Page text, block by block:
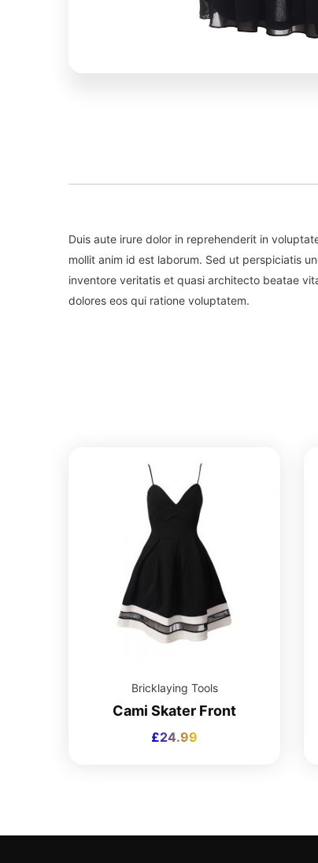
Duis aute irure dolor in reprehenderit in
mollit anim id est laborum. Sed ut perspiciatis
inventore veritatis et quasi architecto beatae
dolores eos qui ratione voluptatem.
Bricklaying Tools
Cami Skater Front
£24.99